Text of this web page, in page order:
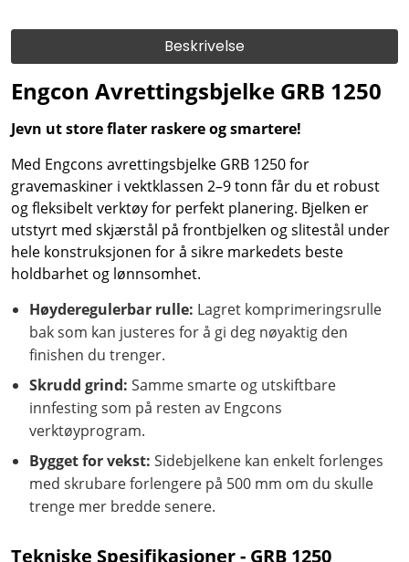
Beskrivelse
Engcon Avrettingsbjelke GRB 1250
Jevn ut store flater raskere og smartere!
Med Engcons avrettingsbjelke GRB 1250 for
gravemaskiner i vektklassen 2–9 tonn får du et robust
og fleksibelt verktøy for perfekt planering. Bjelken er
utstyrt med skjærstål på frontbjelken og slitestål under
hele konstruksjonen for å sikre markedets beste
holdbarhet og lønnsomhet.
Høyderegulerbar rulle: Lagret komprimeringsrulle
bak som kan justeres for å gi deg nøyaktig den
finishen du trenger.
Skrudd grind: Samme smarte og utskiftbare
innfesting som på resten av Engcons
verktøyprogram.
Bygget for vekst: Sidebjelkene kan enkelt forlenges
med skrubare forlengere på 500 mm om du skulle
trenge mer bredde senere.
Tekniske Spesifikasjoner - GRB 1250